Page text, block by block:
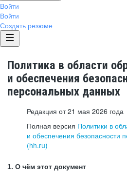
Войти
Войти
Создать резюме
Политика в области
и обеспечения
персональных данных
Редакция от 21 мая 2026 года
Полная версия Политики в
и обеспечения безопасности
(hh.ru)
1. О чём этот документ